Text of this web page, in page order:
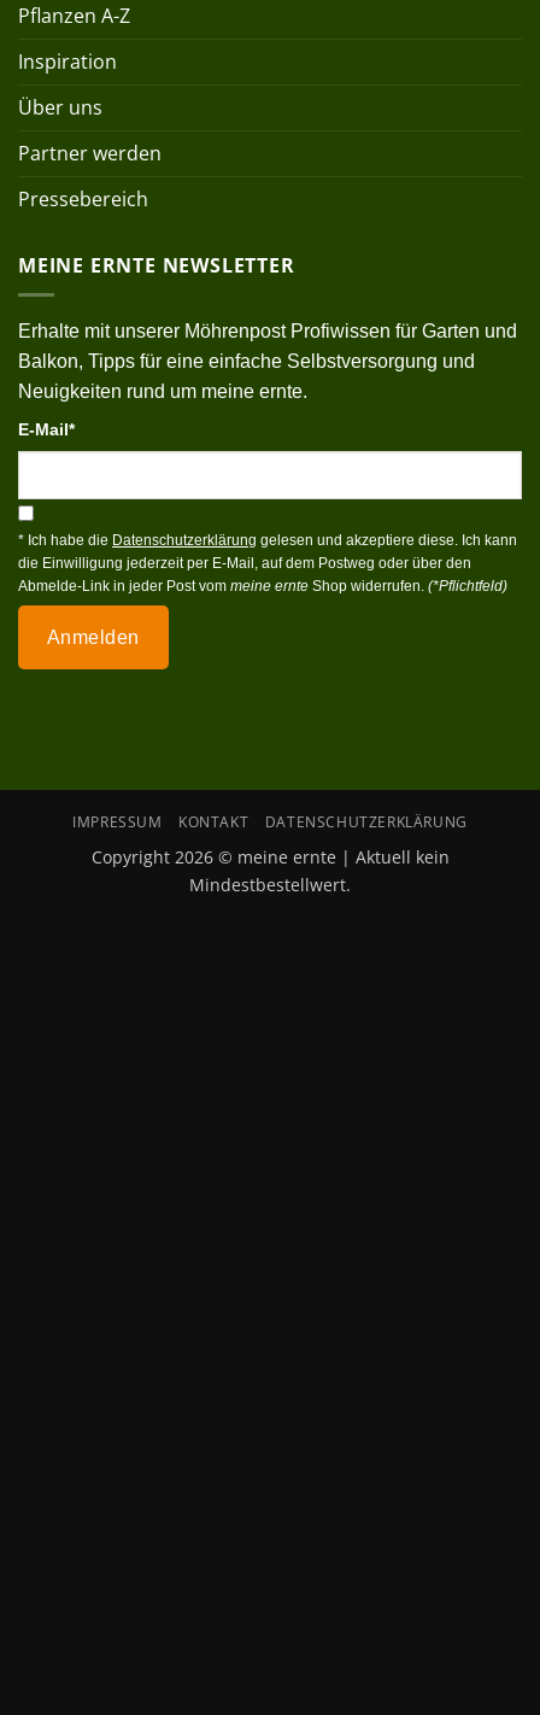
Pflanzen A-Z
Inspiration
Über uns
Partner werden
Pressebereich
MEINE ERNTE NEWSLETTER
Erhalte mit unserer Möhrenpost Profiwissen für Garten und
Balkon, Tipps für eine einfache Selbstversorgung und
Neuigkeiten rund um meine ernte.
E-Mail*
* Ich habe die Datenschutzerklärung gelesen und akzeptiere diese. Ich kann
die Einwilligung jederzeit per E-Mail, auf dem Postweg oder über den
Abmelde-Link in jeder Post vom meine ernte Shop widerrufen. (*Pflichtfeld)
Anmelden
IMPRESSUM KONTAKT DATENSCHUTZERKLÄRUNG
Copyright 2026 © meine ernte | Aktuell kein
Mindestbestellwert.